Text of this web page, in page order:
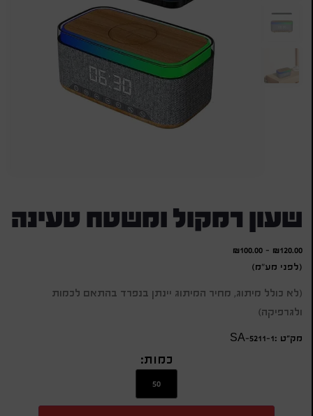
שעון רמקול ומשטח טעינה
₪120.00
-
₪100.00
(לפני מע"מ)
(לא כולל מיתוג, מחיר המיתוג יינתן בנפרד בהתאם לכמות
ולגרפיקה)
מק״ט :SA-5211-1
כמות: